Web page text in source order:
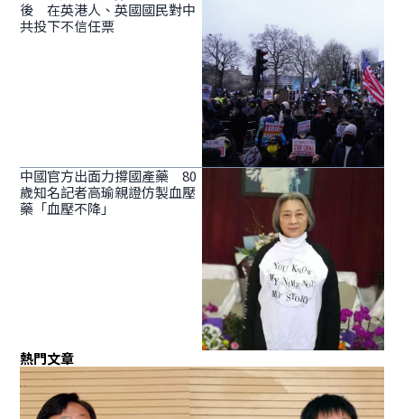
後 在英港人、英國國民對中
共投下不信任票
中國官方出面力撐國產藥 80
歲知名記者高瑜親證仿製血壓
藥「血壓不降」
熱門文章